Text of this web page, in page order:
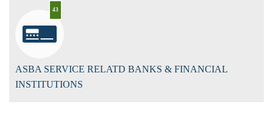
43
ASBA SERVICE RELATD BANKS & FINANCIAL
INSTITUTIONS